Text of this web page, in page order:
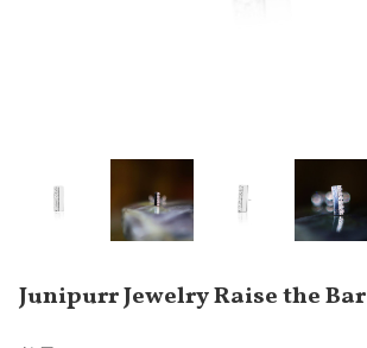
Junipurr Jewelry Raise the Bar